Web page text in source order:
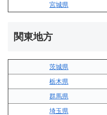
宮城県
関東地方
茨城県
栃木県
群馬県
埼玉県